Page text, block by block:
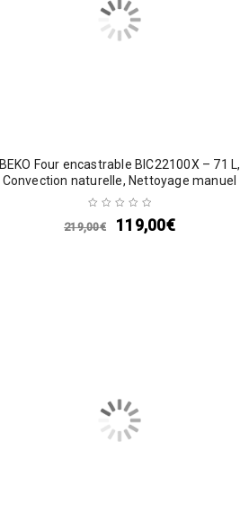
BEKO Four encastrable BIC22100X – 71 L,
Convection naturelle, Nettoyage manuel
219,00€ 119,00€